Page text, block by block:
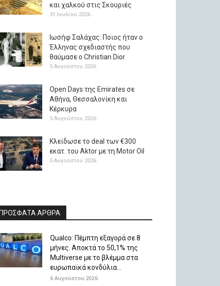
και χαλκού στις Σκουριές
31 Ιουλίου 2026
Ιωσήφ Σαλάχας: Ποιος ήταν ο
Έλληνας σχεδιαστής που
θαύμασε ο Christian Dior
5 Αυγούστου 2026
Open Days της Emirates σε
Αθήνα, Θεσσαλονίκη και
Κέρκυρα
5 Αυγούστου 2026
Κλείδωσε το deal των €300
εκατ. του Aktor με τη Μotor Oil
5 Αυγούστου 2026
ΑΡΘΡΑ
Qualco: Πέμπτη εξαγορά σε 8
μήνες. Aποκτά το 50,1% της
Multiverse με το βλέμμα στα
ευρωπαϊκά κονδύλια...
6 Αυγούστου 2026